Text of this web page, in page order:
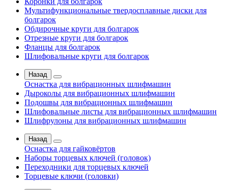
Мультифункциональные твердосплавные диски для
болгарок
Обдирочные круги для болгарок
Отрезные круги для болгарок
Фланцы для болгарок
Шлифовальные круги для болгарок
Назад
Оснастка для вибрационных шлифмашин
Дыроколы для вибрационных шлифмашин
Подошвы для вибрационных шлифмашин
Шлифовальные листы для вибрационных шлифмашин
Шлифрулоны для вибрационных шлифмашин
Назад
Оснастка для гайковёртов
Наборы торцевых ключей (головок)
Переходники для торцевых ключей
Торцевые ключи (головки)